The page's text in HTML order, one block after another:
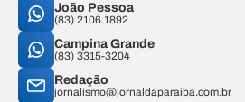
João Pessoa
(83) 2106.1892
Campina Grande
(83) 3315-3204
Redação
jornalismo@jornaldaparaiba.com.br